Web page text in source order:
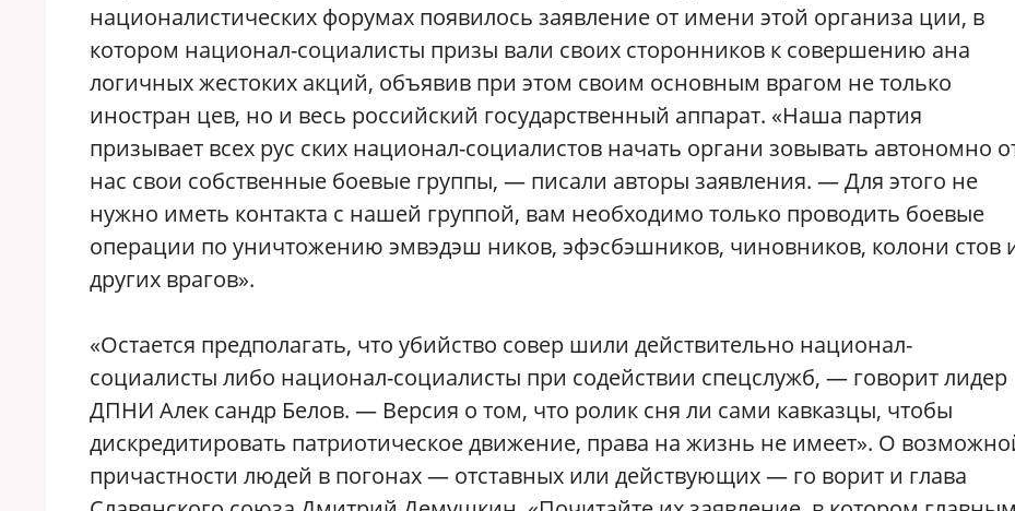
националистических форумах появилось заявление от имени этой организа ции, в
котором национал-социалисты призы вали своих сторонников к совершению ана
логичных жестоких акций, объявив при этом своим основным врагом не только
иностран цев, но и весь российский государственный аппарат. «Наша партия
призывает всех рус ских национал-социалистов начать органи зовывать автономно
нас свои собственные боевые группы, — писали авторы заявления. — Для этого не
нужно иметь контакта с нашей группой, вам необходимо только проводить боевые
операции по уничтожению эмвэдэш ников, эфэсбэшников, чиновников, колони стов
других врагов».
«Остается предполагать, что убийство совер шили действительно национал-
социалисты либо национал-социалисты при содействии спецслужб, — говорит лидер
ДПНИ Алек сандр Белов. — Версия о том, что ролик сня ли сами кавказцы, чтобы
дискредитировать патриотическое движение, права на жизнь не имеет». О
причастности людей в погонах — отставных или действующих — го ворит и глава